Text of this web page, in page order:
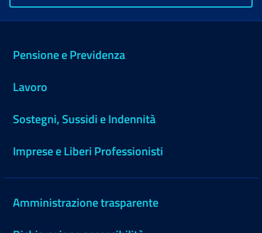
Pensione e Previdenza
Lavoro
Sostegni, Sussidi e Indennità
Imprese e Liberi Professionisti
Amministrazione trasparente